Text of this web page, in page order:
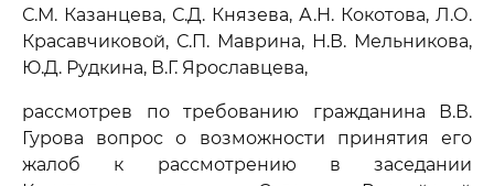
С.М. Казанцева, С.Д. Князева, А.Н. Кокотова, Л.О.
Красавчиковой, С.П. Маврина, Н.В. Мельникова,
Ю.Д. Рудкина, В.Г. Ярославцева,
рассмотрев по требованию гражданина В.В.
Гурова вопрос о возможности принятия его
жалоб к рассмотрению в заседании